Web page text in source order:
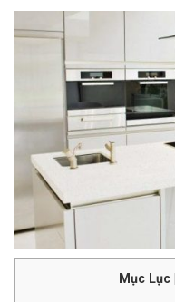
Mục Lục